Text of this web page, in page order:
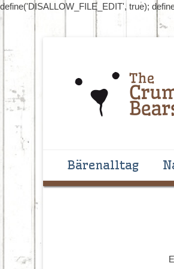
define('DISALLOW_FILE_EDIT', true);
The
Primäres Menü
Inhalt
springen
Bärenalltag